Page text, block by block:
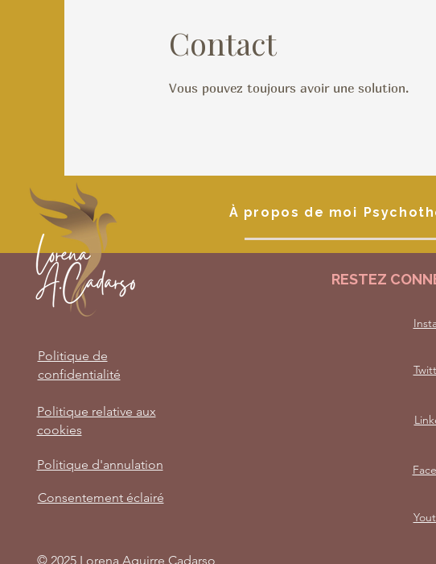
Contact
Vous pouvez toujours avoir une solution.
À propos de moi
Politique de
confidentialité
Politique relative aux
cookies
Politique d'annulation
Consentement éclairé
© 2025 Lorena Aguirre Cadarso
RESTEZ